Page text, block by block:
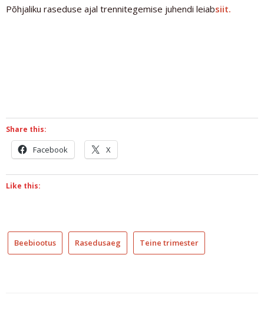
Põhjaliku raseduse ajal trennitegemise juhendi leiabsiit.
Share this:
Facebook X
Like this:
Beebiootus Rasedusaeg Teine trimester